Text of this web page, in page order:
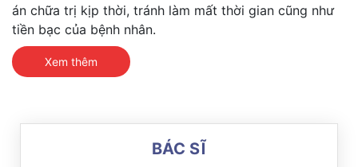
án chữa trị kịp thời, tránh làm mất thời gian cũng như
tiền bạc của bệnh nhân.
Xem thêm
BÁC SĨ